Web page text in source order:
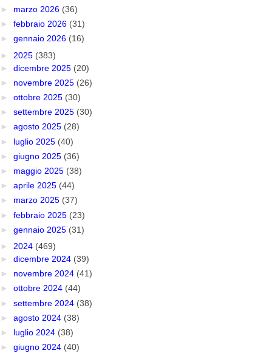
► marzo 2026 (36)
► febbraio 2026 (31)
► gennaio 2026 (16)
► 2025 (383)
► dicembre 2025 (20)
► novembre 2025 (26)
► ottobre 2025 (30)
► settembre 2025 (30)
► agosto 2025 (28)
► luglio 2025 (40)
► giugno 2025 (36)
► maggio 2025 (38)
► aprile 2025 (44)
► marzo 2025 (37)
► febbraio 2025 (23)
► gennaio 2025 (31)
► 2024 (469)
► dicembre 2024 (39)
► novembre 2024 (41)
► ottobre 2024 (44)
► settembre 2024 (38)
► agosto 2024 (38)
► luglio 2024 (38)
► giugno 2024 (40)